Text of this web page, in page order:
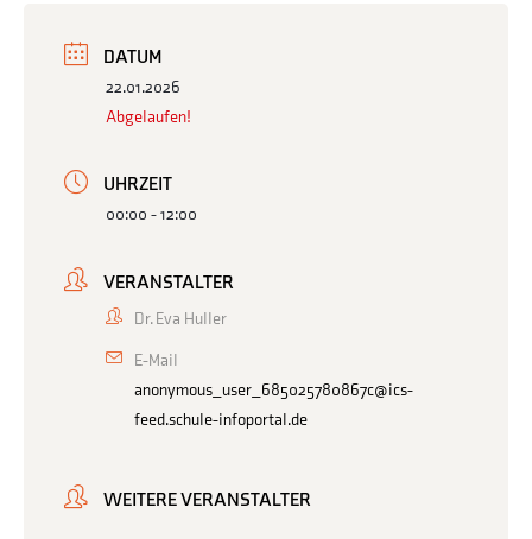
DATUM
22.01.2026
Abgelaufen!
UHRZEIT
00:00 - 12:00
VERANSTALTER
Dr. Eva Huller
E-Mail
anonymous_user_685025780867c@ics-
feed.schule-infoportal.de
WEITERE VERANSTALTER